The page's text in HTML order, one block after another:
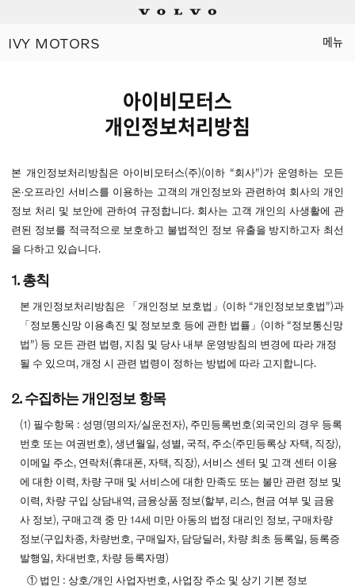
메뉴
IVY MOTORS
아이비모터스
개인정보처리방침
본 개인정보처리방침은 아이비모터스(주)(이하 “회사”)가 운영하는 모든
온∙오프라인 서비스를 이용하는 고객의 개인정보와 관련하여 회사의 개인
정보 처리 및 보안에 관하여 규정합니다. 회사는 고객 개인의 사생활에 관
련된 정보를 적극적으로 보호하고 불법적인 정보 유출을 방지하고자 최선
을 다하고 있습니다.
1. 총칙
본 개인정보처리방침은 「개인정보 보호법」(이하 “개인정보보호법”)과
「정보통신망 이용촉진 및 정보보호 등에 관한 법률」(이하 “정보통신망
법”) 등 모든 관련 법령, 지침 및 당사 내부 운영방침의 변경에 따라 개정
될 수 있으며, 개정 시 관련 법령이 정하는 방법에 따라 고지합니다.
2. 수집하는 개인정보 항목
(1) 필수항목 : 성명(명의자/실운전자), 주민등록번호(외국인의 경우 등록
번호 또는 여권번호), 생년월일, 성별, 국적, 주소(주민등록상 자택, 직장),
이메일 주소, 연락처(휴대폰, 자택, 직장), 서비스 센터 및 고객 센터 이용
에 대한 이력, 차량 구매 및 서비스에 대한 만족도 또는 불만 관련 정보 및
이력, 차량 구입 상담내역, 금융상품 정보(할부, 리스, 현금 여부 및 금융
사 정보), 구매고객 중 만 14세 미만 아동의 법정 대리인 정보, 구매차량
정보(구입차종, 차량번호, 구매일자, 담당딜러, 차량 최초 등록일, 등록증
발행일, 차대번호, 차량 등록자명)
① 법인 : 상호/개인 사업자번호, 사업장 주소 및 상기 기본 정보
Plug-in hybrids
상담/시승신청
세일즈 컨설턴트
전시장 찾기
인증 중고차
이벤트
이달의 구매조건
서비스
IVY MOTORS